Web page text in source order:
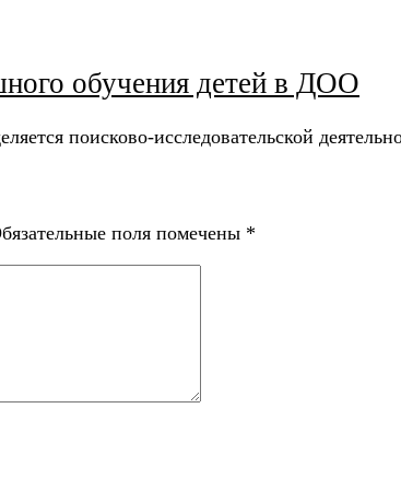
обучения детей в ДОО
поисково-исследовательской
поля помечены *